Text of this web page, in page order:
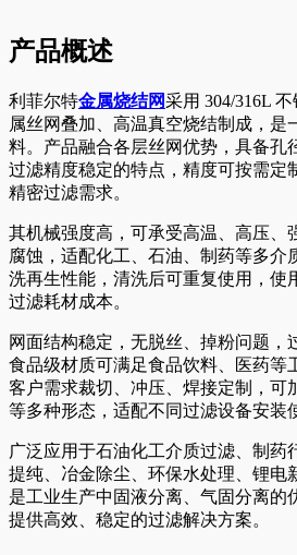
产品概述
利菲尔特金属烧结网采用 304/316L
属丝网叠加、高温真空烧结制成，是
料。产品融合各层丝网优势，具备孔
过滤精度稳定的特点，精度可按需定
精密过滤需求。
其机械强度高，可承受高温、高压、
腐蚀，适配化工、石油、制药等多介
洗再生性能，清洗后可重复使用，使
过滤耗材成本。
网面结构稳定，无脱丝、掉粉问题，
食品级材质可满足食品饮料、医药等
客户需求裁切、冲压、焊接定制，可
等多种形态，适配不同过滤设备安装
广泛应用于石油化工介质过滤、制药
提纯、冶金除尘、环保水处理、锂电
是工业生产中固液分离、气固分离的
提供高效、稳定的过滤解决方案。